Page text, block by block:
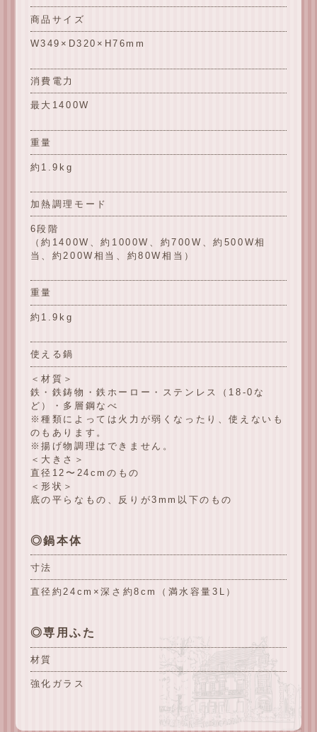
商品サイズ
W349×D320×H76mm
消費電力
最大1400W
重量
約1.9kg
加熱調理モード
6段階
（約1400W、約1000W、約700W、約500W相
当、約200W相当、約80W相当）
重量
約1.9kg
使える鍋
＜材質＞
鉄・鉄鋳物・鉄ホーロー・ステンレス（18-0な
ど）・多層鋼なべ
※種類によっては火力が弱くなったり、使えないも
のもあります。
※揚げ物調理はできません。
＜大きさ＞
直径12〜24cmのもの
＜形状＞
底の平らなもの、反りが3mm以下のもの
◎鍋本体
寸法
直径約24cm×深さ約8cm（満水容量3L）
◎専用ふた
材質
強化ガラス